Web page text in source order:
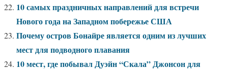
10 самых праздничных направлений для встречи
Нового года на Западном побережье США
Почему остров Бонайре является одним из лучших
мест для подводного плавания
10 мест, где побывал Дуэйн “Скала” Джонсон для